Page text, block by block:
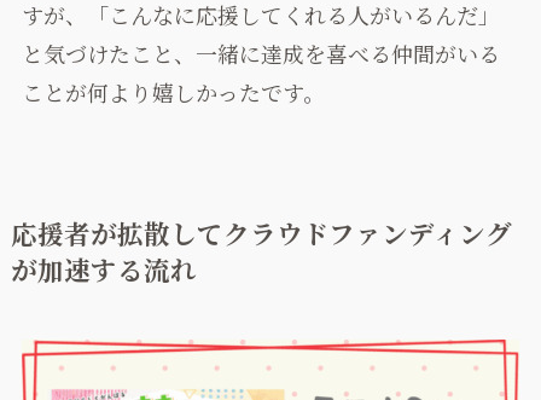
すが、「こんなに応援してくれる人がいるんだ」
と気づけたこと、一緒に達成を喜べる仲間がいる
ことが何より嬉しかったです。
応援者が拡散してクラウドファンディング
が加速する流れ